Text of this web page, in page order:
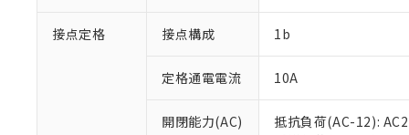
接点定格 接点構成 1b
定格通電電流 10A
開閉能力(AC)
抵抗負荷(AC-12):
当社販売員
在庫状況お
ている必要
※2 対応予定月
部品在庫の切り替
「ｅ」：有害物質
「10」：通常の使
味します。
たしません。
△ 一定数
－
在庫な
空
受注生